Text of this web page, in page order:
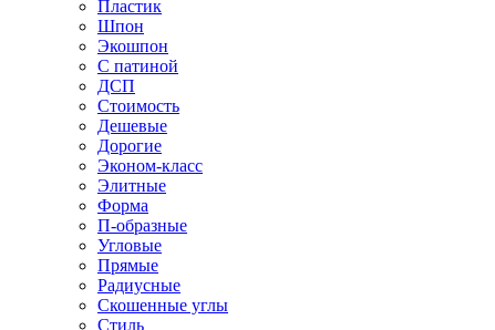
Пластик
Шпон
Экошпон
С патиной
ДСП
Стоимость
Дешевые
Дорогие
Эконом-класс
Элитные
Форма
П-образные
Угловые
Прямые
Радиусные
Скошенные углы
Стиль